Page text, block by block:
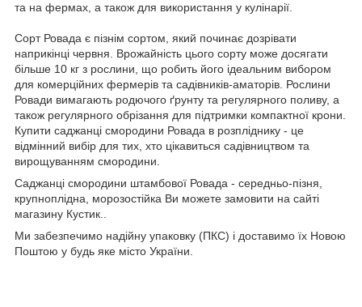
та на фермах, а також для використання у кулінарії.
Сорт Ровада є пізнім сортом, який починає дозрівати
наприкінці червня. Врожайність цього сорту може досягати
більше 10 кг з рослини, що робить його ідеальним вибором
для комерційних фермерів та садівників-аматорів. Рослини
Ровади вимагають родючого ґрунту та регулярного поливу, а
також регулярного обрізання для підтримки компактної крони.
Купити саджанці смородини Ровада в розпліднику - це
відмінний вибір для тих, хто цікавиться садівництвом та
вирощуванням смородини.
Саджанці смородини штамбової Ровада - середньо-пізня,
крупноплідна, морозостійка Ви можете замовити на сайті
магазину Кустик..
Ми забезпечимо надійну упаковку (ПКС) і доставимо їх Новою
Поштою у будь яке місто України.